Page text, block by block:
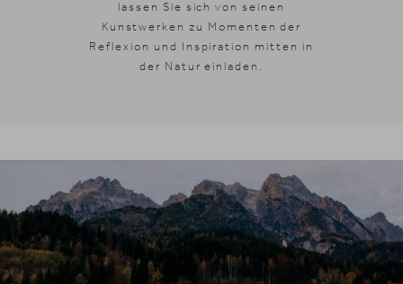
Suchen
EN
lassen Sie sich von seinen
Kunstwerken zu Momenten der
Reflexion und Inspiration mitten in
der Natur einladen.